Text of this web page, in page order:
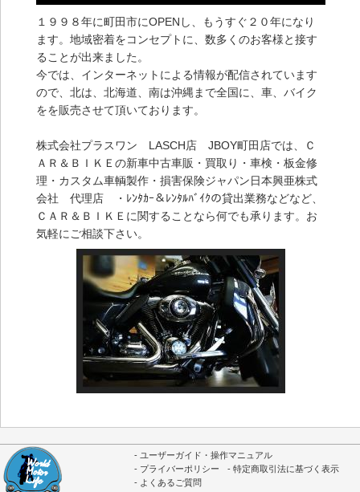
１９９８年に町田市にOPENし、もうすぐ２０年になり
ます。地域密着をコンセプトに、数多くのお客様と接す
ることが出来ました。
今では、インターネットによる情報が配信されています
ので、北は、北海道、南は沖縄まで全国に、車、バイク
をを販売させて頂いております。
株式会社プラスワン LASCH店 JBOY町田店では、Ｃ
ＡＲ＆ＢＩＫＥの新車中古車販・買取り・車検・板金修
理・カスタム車輌製作・損害保険ジャパン日本興亜株式
会社 代理店 ・ﾚﾝﾀｶｰ＆ﾚﾝﾀﾙﾊﾞｲｸの貸出業務などなど、
ＣＡＲ＆ＢＩＫＥに関することなら何でも承ります。お
気軽にご相談下さい。
ユーザーガイド・操作マニュアル
プライバーポリシー
特定商取引法に基づく表示
よくあるご質問